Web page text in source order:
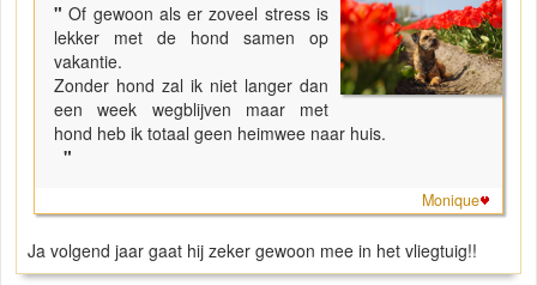
"Of gewoon als er zoveel stress is
lekker met de hond samen op
vakantie.
Zonder hond zal ik niet langer dan
een week wegblijven maar met
hond heb ik totaal geen heimwee naar huis.
"
Monique
Ja volgend jaar gaat hij zeker gewoon mee in het vliegtuig!!